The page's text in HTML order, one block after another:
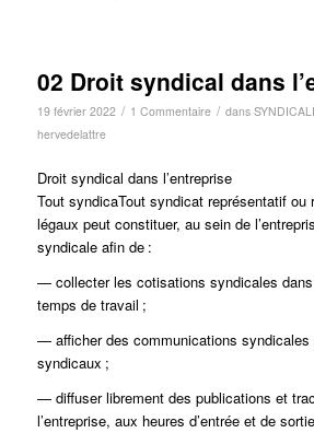
02 Droit syndical dans
19 février 2022 / 1 Commentaire / dans
hervedelattre
Droit syndical dans l’entreprise
Tout syndicaTout syndicat représentatif ou
légaux peut constituer, au sein de
syndicale afin de :
— collecter les cotisations syndicales dans
temps de travail ;
— afficher des communications syndicales
syndicaux ;
— diffuser librement des publications et
l’entreprise, aux heures d’entrée et de